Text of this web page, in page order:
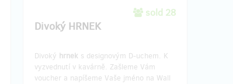
sold 28
Divoký HRNEK
Divoký hrnek s designovým D-uchem. K
vyzvednutí v kavárně. Zašleme Vám
voucher a napíšeme Vaše jméno na Wall